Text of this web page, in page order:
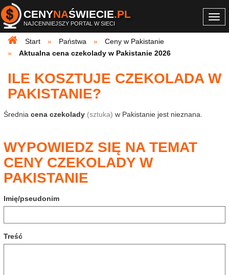
CENYNAŚWIECIE.PL
NAJCENNIEJSZY PORTAL W SIECI
Start
Państwa
Ceny w Pakistanie
Aktualna cena czekolady w Pakistanie 2026
ILE KOSZTUJE CZEKOLADA W
PAKISTANIE?
Średnia cena czekolady (sztuka) w Pakistanie jest nieznana.
WYPOWIEDZ SIĘ NA TEMAT
CENY CZEKOLADY W
PAKISTANIE
Imię/pseudonim
Treść